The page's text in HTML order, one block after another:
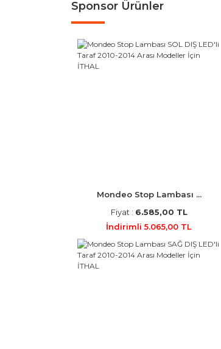
Sponsor Ürünler
Mondeo Stop Lambası ...
Fiyat : 6.585,00 TL
İndirimli 5.065,00 TL